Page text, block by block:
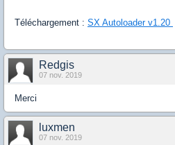
Téléchargement : SX Autoloader v1.20
Redgis
07 nov. 2019
Merci
luxmen
07 nov. 2019